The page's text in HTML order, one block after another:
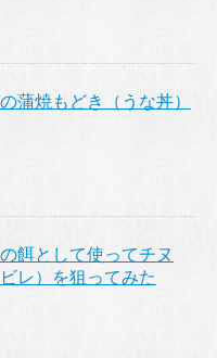
蒲焼もどき（うな丼）
餌として使ってチヌ
レ）を狙ってみた